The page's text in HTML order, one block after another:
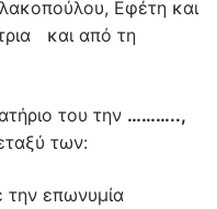
Εφέτη και
και από τη
του την ………..,
των:
την επωνυμία